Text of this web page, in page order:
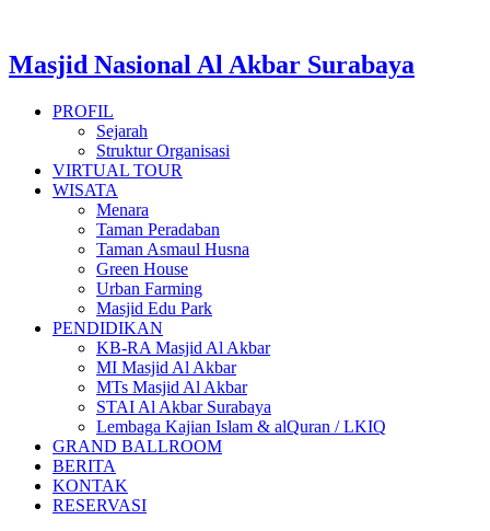
Masjid Nasional Al Akbar Surabaya
PROFIL
Sejarah
Struktur Organisasi
VIRTUAL TOUR
WISATA
Menara
Taman Peradaban
Taman Asmaul Husna
Green House
Urban Farming
Masjid Edu Park
PENDIDIKAN
KB-RA Masjid Al Akbar
MI Masjid Al Akbar
MTs Masjid Al Akbar
STAI Al Akbar Surabaya
Lembaga Kajian Islam & alQuran / LKIQ
GRAND BALLROOM
BERITA
KONTAK
RESERVASI